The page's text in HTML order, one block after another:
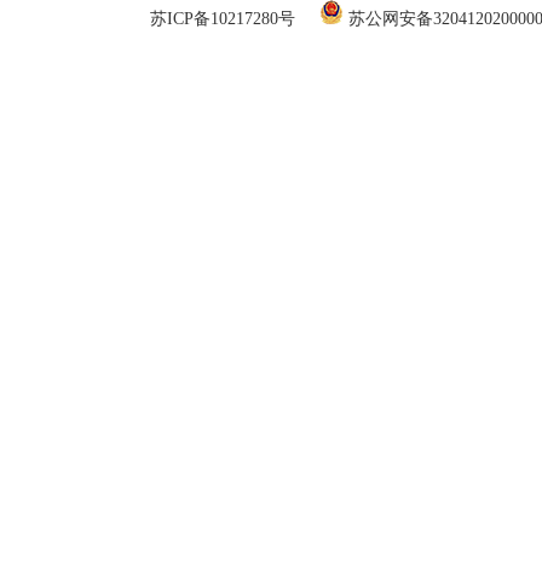
苏ICP备10217280号
苏公网安备